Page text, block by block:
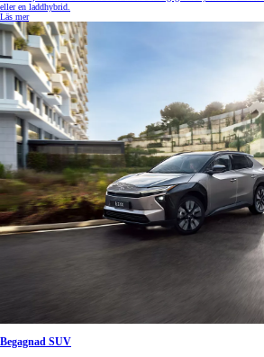
eller en laddhybrid.
Läs mer
Begagnad SUV